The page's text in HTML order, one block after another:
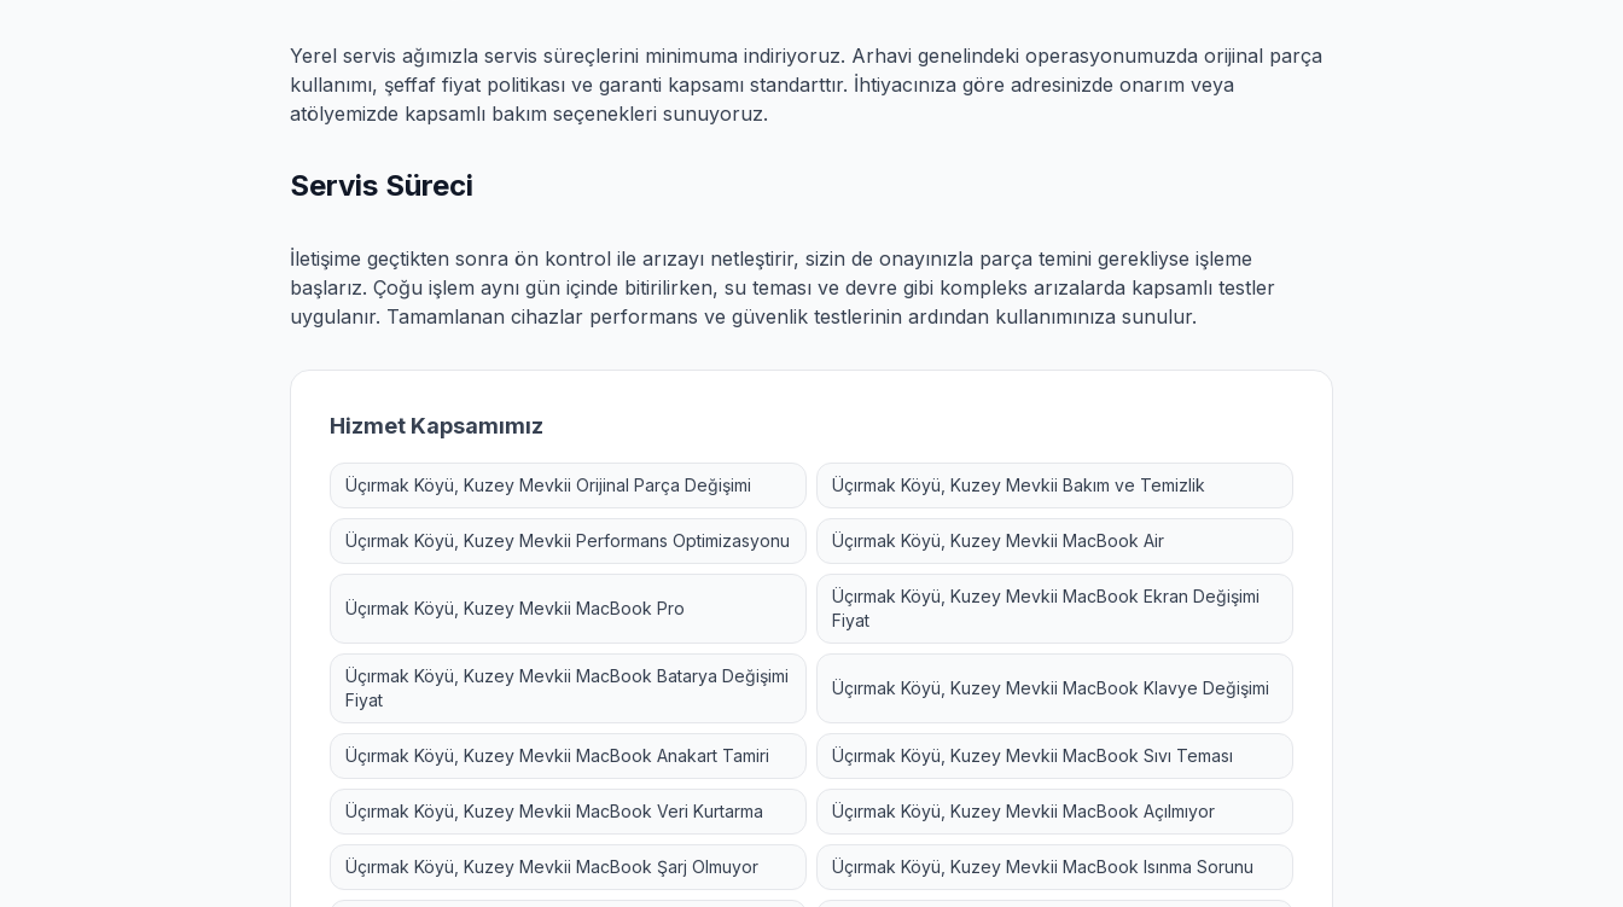
Yerel servis ağımızla servis süreçlerini minimuma indiriyoruz. Arhavi genelindeki operasyonumuzda orijinal parça
kullanımı, şeffaf fiyat politikası ve garanti kapsamı standarttır. İhtiyacınıza göre adresinizde onarım veya
atölyemizde kapsamlı bakım seçenekleri sunuyoruz.
Servis Süreci
İletişime geçtikten sonra ön kontrol ile arızayı netleştirir, sizin de onayınızla parça temini gerekliyse işleme
başlarız. Çoğu işlem aynı gün içinde bitirilirken, su teması ve devre gibi kompleks arızalarda kapsamlı testler
uygulanır. Tamamlanan cihazlar performans ve güvenlik testlerinin ardından kullanımınıza sunulur.
Hizmet Kapsamımız
Üçırmak Köyü, Kuzey Mevkii Orijinal Parça Değişimi Üçırmak Köyü, Kuzey Mevkii Bakım ve Temizlik
Üçırmak Köyü, Kuzey Mevkii Performans Optimizasyonu Üçırmak Köyü, Kuzey Mevkii MacBook Air
Üçırmak Köyü, Kuzey Mevkii MacBook Pro
Üçırmak Köyü, Kuzey Mevkii MacBook Ekran Değişimi
Fiyat
Üçırmak Köyü, Kuzey Mevkii MacBook Batarya Değişimi
Fiyat
Üçırmak Köyü, Kuzey Mevkii MacBook Klavye Değişimi
Üçırmak Köyü, Kuzey Mevkii MacBook Anakart Tamiri Üçırmak Köyü, Kuzey Mevkii MacBook Sıvı Teması
Üçırmak Köyü, Kuzey Mevkii MacBook Veri Kurtarma Üçırmak Köyü, Kuzey Mevkii MacBook Açılmıyor
Üçırmak Köyü, Kuzey Mevkii MacBook Şarj Olmuyor Üçırmak Köyü, Kuzey Mevkii MacBook Isınma Sorunu